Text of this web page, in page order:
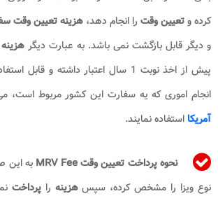
کرده وتعیین وقت را انجام دهد، هزینه تعیین وقت
و دیگر قابل بازگشت نمی باشد. به عبارت دیگر
پیش از اخذ نوبت 1 سال اعتبار داشته و
انجام اموری که یه سفارت این کشور مربوط است،
آمریکا استفاده نمایند.
نحوه پرداخت تعیین وقت MRV Fee​
به این
نوع ویزا را مشخص کرده، سپسهزینه راپرداخت